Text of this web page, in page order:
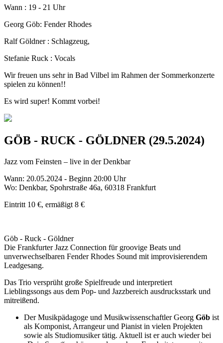
Wann : 19 - 21 Uhr
Georg Göb: Fender Rhodes
Ralf Göldner : Schlagzeug,
Stefanie Ruck : Vocals
Wir freuen uns sehr in Bad Vilbel im Rahmen der Sommerkonzerte
spielen zu können!!
Es wird super! Kommt vorbei!
GÖB - RUCK - GÖLDNER (29.5.2024)
Jazz vom Feinsten – live in der Denkbar
Wann: 20.05.2024 - Beginn 20:00 Uhr
Wo: Denkbar, Spohrstraße 46a, 60318 Frankfurt
Eintritt 10 €, ermäßigt 8 €
Göb - Ruck - Göldner
Die Frankfurter Jazz Connection für groovige Beats und
unverwechselbaren Fender Rhodes Sound mit improvisierendem
Leadgesang.
Das Trio versprüht große Spielfreude und interpretiert
Lieblingssongs aus dem Pop- und Jazzbereich ausdrucksstark und
mitreißend.
Der Musikpädagoge und Musikwissenschaftler Georg Göb ist
als Komponist, Arrangeur und Pianist in vielen Projekten
sowie als Studiomusiker tätig. Aktuell ist er auch wieder bei